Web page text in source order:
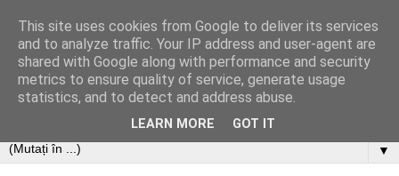
▼
This site uses cookies from Google to deliver its services
and to analyze traffic. Your IP address and user-agent are
shared with Google along with performance and security
metrics to ensure quality of service, generate usage
statistics, and to detect and address abuse.
LEARN MORE GOT IT